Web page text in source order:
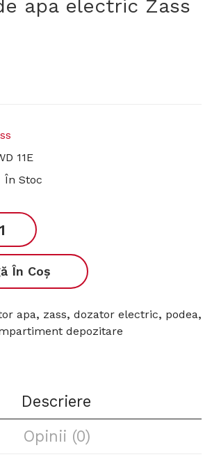
apa electric Zass
11E
În Stoc
În Coş
apa, zass, dozator electric, podea,
depozitare
Descriere
Opinii (0)